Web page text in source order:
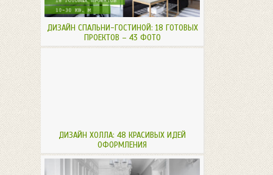
ДИЗАЙН СПАЛЬНИ-ГОСТИНОЙ: 18 ГОТОВЫХ
ПРОЕКТОВ – 43 ФОТО
ДИЗАЙН ХОЛЛА: 48 КРАСИВЫХ ИДЕЙ
ОФОРМЛЕНИЯ